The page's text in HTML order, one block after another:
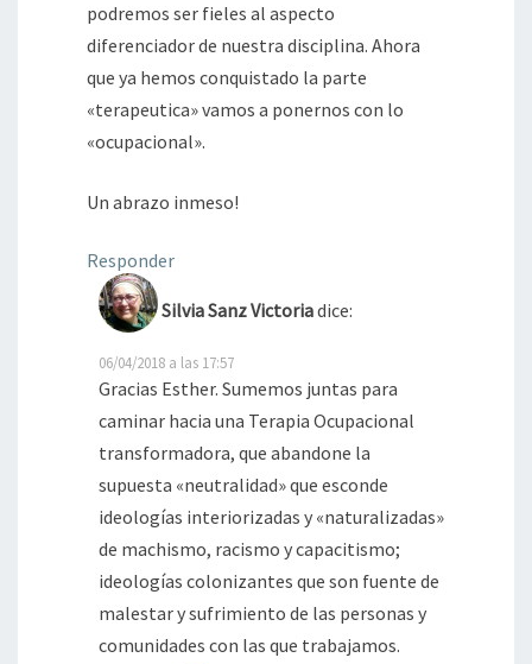
podremos ser fieles al aspecto
diferenciador de nuestra disciplina. Ahora
que ya hemos conquistado la parte
«terapeutica» vamos a ponernos con lo
«ocupacional».
Un abrazo inmeso!
Responder
Silvia Sanz Victoriadice:
06/04/2018 a las 17:57
Gracias Esther. Sumemos juntas para
caminar hacia una Terapia Ocupacional
transformadora, que abandone la
supuesta «neutralidad» que esconde
ideologías interiorizadas y «naturalizadas»
de machismo, racismo y capacitismo;
ideologías colonizantes que son fuente de
malestar y sufrimiento de las personas y
comunidades con las que trabajamos.